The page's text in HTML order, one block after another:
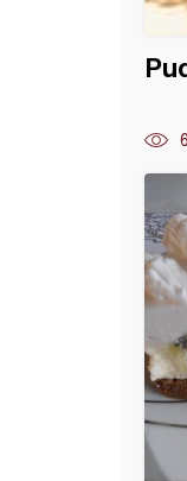
keksom bez glutena